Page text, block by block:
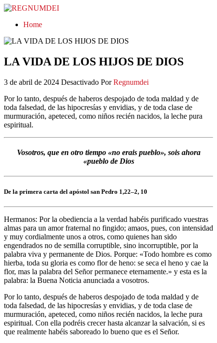
REGNUMDEI
Home
LA VIDA DE LOS HIJOS DE DIOS
3 de abril de 2024 Desactivado Por Regnumdei
Por lo tanto, después de haberos despojado de toda maldad y de
toda falsedad, de las hipocresías y envidias, y de toda clase de
murmuración, apeteced, como niños recién nacidos, la leche pura
espiritual.
Vosotros, que en otro tiempo «no erais pueblo», sois ahora
«pueblo de Dios
De la primera carta del apóstol san Pedro 1,22–2, 10
Hermanos: Por la obediencia a la verdad habéis purificado vuestras
almas para un amor fraternal no fingido; amaos, pues, con intensidad
y muy cordialmente unos a otros, como quienes han sido
engendrados no de semilla corruptible, sino incorruptible, por la
palabra viva y permanente de Dios. Porque: «Todo hombre es como
hierba, toda su gloria es como flor de heno: se seca el heno y cae la
flor, mas la palabra del Señor permanece eternamente.» y esta es la
palabra: la Buena Noticia anunciada a vosotros.
Por lo tanto, después de haberos despojado de toda maldad y de
toda falsedad, de las hipocresías y envidias, y de toda clase de
murmuración, apeteced, como niños recién nacidos, la leche pura
espiritual. Con ella podréis crecer hasta alcanzar la salvación, si es
que realmente habéis saboreado lo bueno que es el Señor.